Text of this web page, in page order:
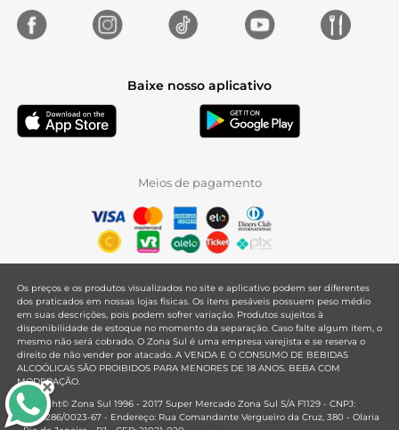
Baixe nosso aplicativo
Meios de pagamento
Os preços e os produtos visualizados no site e aplicativo podem ser diferentes
dos praticados em nossas lojas físicas. Os itens pesáveis possuem peso médio
em suas descrições, pois podem sofrer variação. Produtos sujeitos à
disponibilidade de estoque no momento da separação. Caso falte algum item, o
mesmo não será cobrado. O Zona Sul é uma empresa varejista e se reserva o
direito de não vender por atacado. A VENDA E O CONSUMO DE BEBIDAS
ALCOÓLICAS SÃO PROIBIDOS PARA MENORES DE 18 ANOS. BEBA COM
MODERAÇÃO.
Copyright© Zona Sul 1996 - 2017 Super Mercado Zona Sul S/A F1129 - CNPJ:
33.381.286/0023-67 - Endereço: Rua Comandante Vergueiro da Cruz, 380 - Olaria